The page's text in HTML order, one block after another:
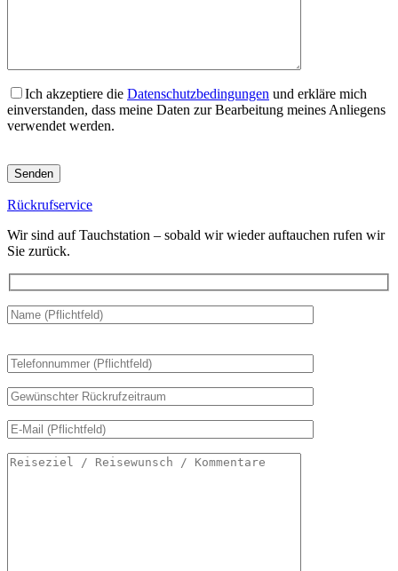
Ich akzeptiere die Datenschutzbedingungen und erkläre mich
einverstanden, dass meine Daten zur Bearbeitung meines Anliegens
verwendet werden.
lasse
Feld
Rückrufservice
Wir sind auf Tauchstation – sobald wir wieder auftauchen rufen wir
Sie zurück.
lasse
Feld
leer.